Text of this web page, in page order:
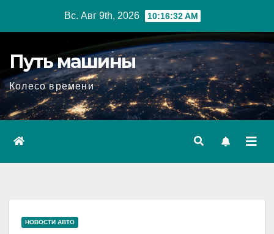
Вс. Авг 9th, 2026 10:16:33 AM
Путь машины
Колесо времени
НОВОСТИ АВТО